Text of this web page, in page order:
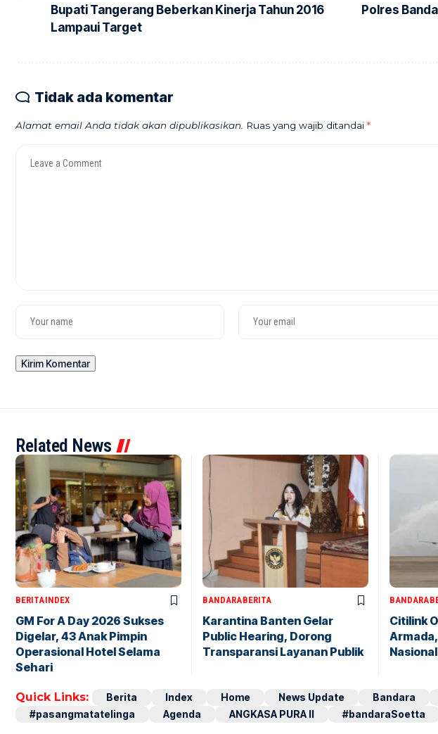
Bupati Tangerang Beberkan Kinerja Tahun 2016
Lampaui Target
Polres
Tidak ada komentar
Alamat email Anda tidak akan dipublikasikan. Ruas yang wajib ditandai *
Related News
BERITAINDEX
GM For A Day 2026 Sukses
Digelar, 43 Anak Pimpin
Operasional Hotel Selama
Sehari
BANDARABERITA
Karantina Banten Gelar
Public Hearing, Dorong
Transparansi Layanan Publik
BANDARA
Citilink
Nasional
Quick Links: Berita Index Home News Update Bandara
#pasangmatatelinga
Agenda ANGKASA PURA II #bandaraSoetta